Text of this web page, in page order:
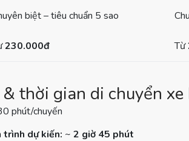
biệt – tiêu chuẩn 5 sao
230.000đ Từ
thời gian di chuyển
phút/chuyến
trình dự kiến: ~ 2 giờ 45 phút